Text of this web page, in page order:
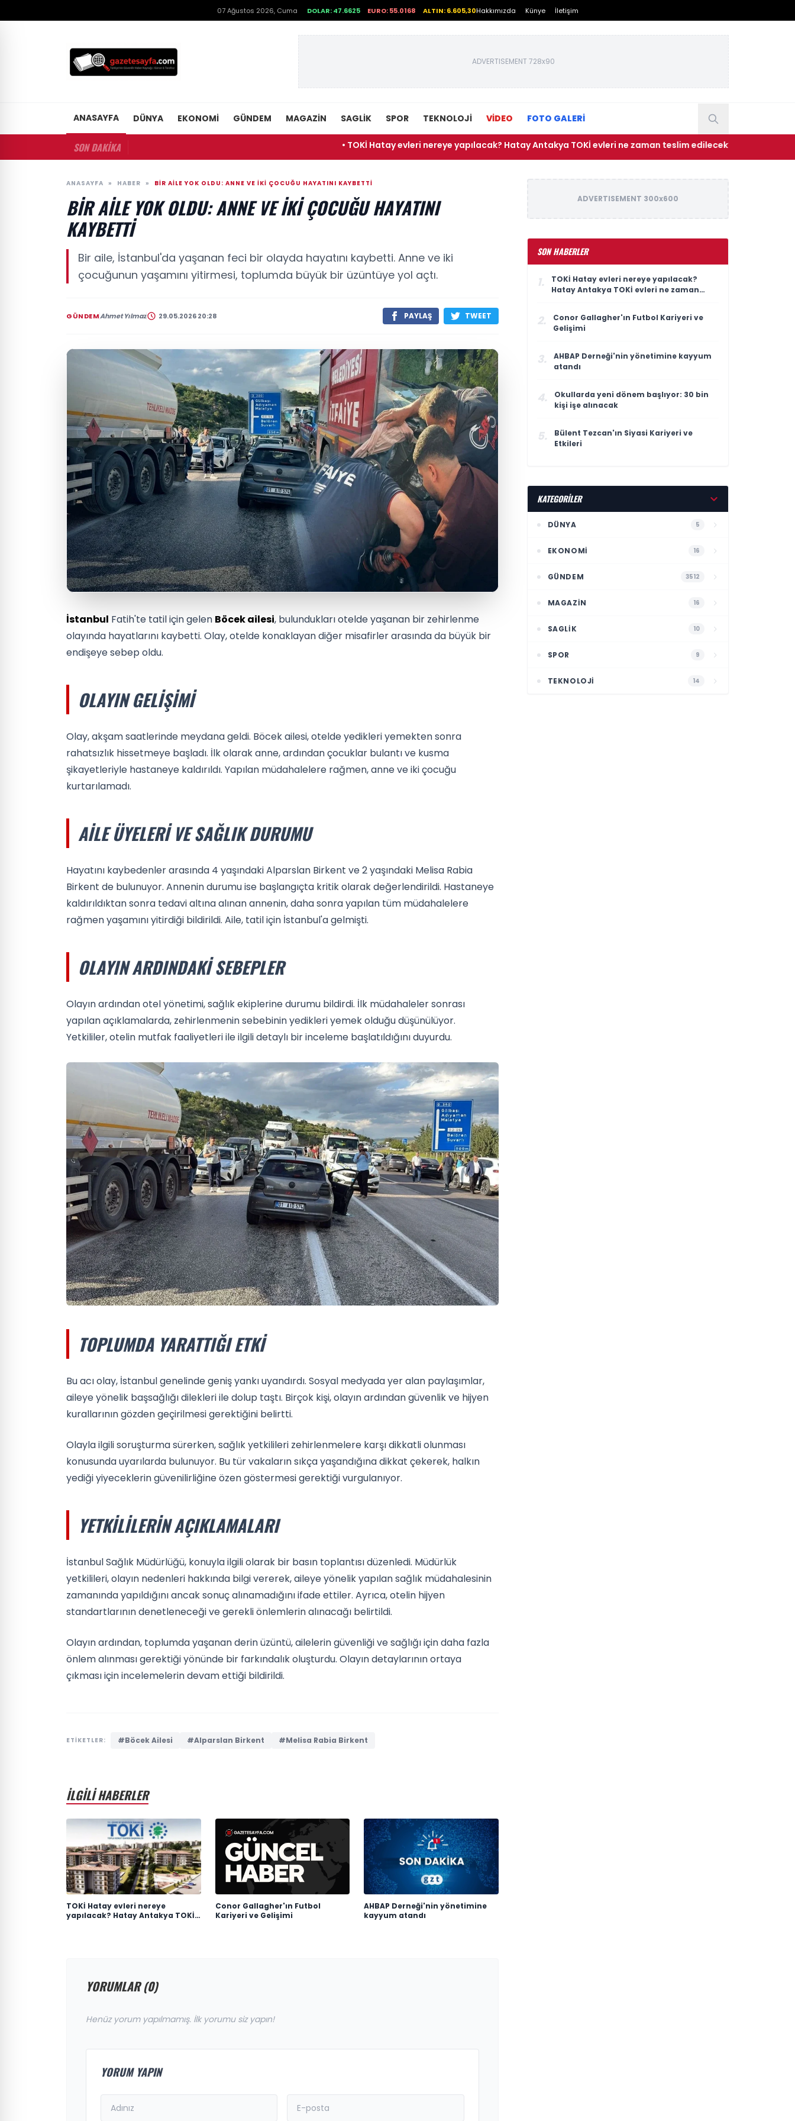
07 Ağustos 2026, Cuma DOLAR: 47.6625 EURO: 55.0168 ALTIN: 6.605,30Hakkımızda Künye İletişim
ADVERTISEMENT 728x90
ANASAYFA DÜNYA EKONOMI GÜNDEM MAGAZIN SAGLIK SPOR TEKNOLOJI VİDEO FOTO GALERİ
SON DAKİKA • TOKİ Hatay evleri nereye yapılacak? Hatay Antakya TOKİ evleri ne zaman teslim edilecek? • Conor
ANASAYFA » HABER » BIR AILE YOK OLDU: ANNE VE IKI ÇOCUĞU HAYATINI KAYBETTI
BIR AILE YOK OLDU: ANNE VE IKI ÇOCUĞU HAYATINI
KAYBETTI
Bir aile, İstanbul'da yaşanan feci bir olayda hayatını kaybetti. Anne ve iki
çocuğunun yaşamını yitirmesi, toplumda büyük bir üzüntüye yol açtı.
GÜNDEMAhmet Yılmaz 29.05.2026 20:28 PAYLAŞ TWEET
İstanbul Fatih'te tatil için gelen Böcek ailesi, bulundukları otelde yaşanan bir zehirlenme
olayında hayatlarını kaybetti. Olay, otelde konaklayan diğer misafirler arasında da büyük bir
endişeye sebep oldu.
OLAYIN GELIŞIMI
Olay, akşam saatlerinde meydana geldi. Böcek ailesi, otelde yedikleri yemekten sonra
rahatsızlık hissetmeye başladı. İlk olarak anne, ardından çocuklar bulantı ve kusma
şikayetleriyle hastaneye kaldırıldı. Yapılan müdahalelere rağmen, anne ve iki çocuğu
kurtarılamadı.
AILE ÜYELERI VE SAĞLIK DURUMU
Hayatını kaybedenler arasında 4 yaşındaki Alparslan Birkent ve 2 yaşındaki Melisa Rabia
Birkent de bulunuyor. Annenin durumu ise başlangıçta kritik olarak değerlendirildi. Hastaneye
kaldırıldıktan sonra tedavi altına alınan annenin, daha sonra yapılan tüm müdahalelere
rağmen yaşamını yitirdiği bildirildi. Aile, tatil için İstanbul'a gelmişti.
OLAYIN ARDINDAKI SEBEPLER
Olayın ardından otel yönetimi, sağlık ekiplerine durumu bildirdi. İlk müdahaleler sonrası
yapılan açıklamalarda, zehirlenmenin sebebinin yedikleri yemek olduğu düşünülüyor.
Yetkililer, otelin mutfak faaliyetleri ile ilgili detaylı bir inceleme başlatıldığını duyurdu.
TOPLUMDA YARATTIĞI ETKI
Bu acı olay, İstanbul genelinde geniş yankı uyandırdı. Sosyal medyada yer alan paylaşımlar,
aileye yönelik başsağlığı dilekleri ile dolup taştı. Birçok kişi, olayın ardından güvenlik ve hijyen
kurallarının gözden geçirilmesi gerektiğini belirtti.
Olayla ilgili soruşturma sürerken, sağlık yetkilileri zehirlenmelere karşı dikkatli olunması
konusunda uyarılarda bulunuyor. Bu tür vakaların sıkça yaşandığına dikkat çekerek, halkın
yediği yiyeceklerin güvenilirliğine özen göstermesi gerektiği vurgulanıyor.
YETKILILERIN AÇIKLAMALARI
İstanbul Sağlık Müdürlüğü, konuyla ilgili olarak bir basın toplantısı düzenledi. Müdürlük
yetkilileri, olayın nedenleri hakkında bilgi vererek, aileye yönelik yapılan sağlık müdahalesinin
zamanında yapıldığını ancak sonuç alınamadığını ifade ettiler. Ayrıca, otelin hijyen
standartlarının denetleneceği ve gerekli önlemlerin alınacağı belirtildi.
Olayın ardından, toplumda yaşanan derin üzüntü, ailelerin güvenliği ve sağlığı için daha fazla
önlem alınması gerektiği yönünde bir farkındalık oluşturdu. Olayın detaylarının ortaya
çıkması için incelemelerin devam ettiği bildirildi.
ETİKETLER: #Böcek Ailesi #Alparslan Birkent #Melisa Rabia Birkent
İLGİLİ HABERLER
TOKİ Hatay evleri nereye
yapılacak? Hatay Antakya TOKİ
Conor Gallagher'ın Futbol
Kariyeri ve Gelişimi
AHBAP Derneği'nin yönetimine
kayyum atandı
YORUMLAR (0)
Henüz yorum yapılmamış. İlk yorumu siz yapın!
YORUM YAPIN
ADVERTISEMENT 300x600
SON HABERLER
1.
TOKİ Hatay evleri nereye yapılacak?
Hatay Antakya TOKİ evleri ne zaman
2.
Conor Gallagher'ın Futbol Kariyeri ve
Gelişimi
3.
AHBAP Derneği'nin yönetimine kayyum
atandı
4.
Okullarda yeni dönem başlıyor: 30 bin
kişi işe alınacak
5.
Bülent Tezcan'ın Siyasi Kariyeri ve
Etkileri
KATEGORİLER
DÜNYA 5
EKONOMI 16
GÜNDEM 3512
MAGAZIN 16
SAGLIK 10
SPOR 9
TEKNOLOJI 14